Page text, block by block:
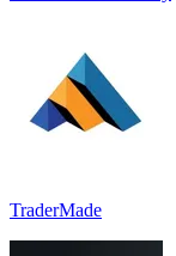
TraderMade